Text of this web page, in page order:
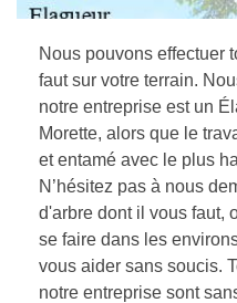
Nous pouvons effectuer
faut sur votre terrain.
notre entreprise est un
Morette, alors que le
et entamé avec le plus
N’hésitez pas à nous
d'arbre dont il vous faut,
se faire dans les
vous aider sans soucis.
notre entreprise sont